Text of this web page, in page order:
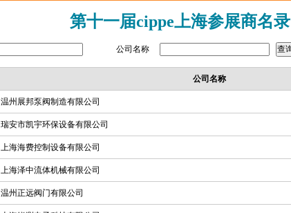
第十一届cippe上海参展商名录
公司名称
公司名称
温州展邦泵阀制造有限公司
瑞安市凯宇环保设备有限公司
上海海费控制设备有限公司
上海泽中流体机械有限公司
温州正远阀门有限公司